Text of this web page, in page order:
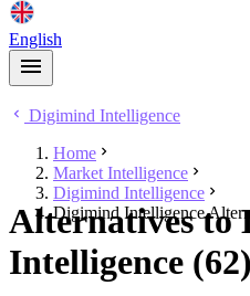
English
Digimind Intelligence
Home
Market Intelligence
Digimind Intelligence
Digimind Intelligence
Alternatives to
Intelligence (62)